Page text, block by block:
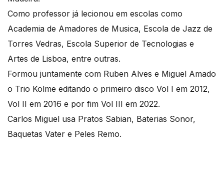
Como professor já lecionou em escolas como
Academia de Amadores de Musica, Escola de Jazz de
Torres Vedras, Escola Superior de Tecnologias e
Artes de Lisboa, entre outras.
Formou juntamente com Ruben Alves e Miguel Amado
o Trio Kolme editando o primeiro disco Vol I em 2012,
Vol II em 2016 e por fim Vol III em 2022.
Carlos Miguel usa Pratos Sabian, Baterias Sonor,
Baquetas Vater e Peles Remo.